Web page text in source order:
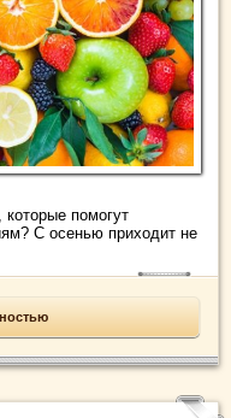
помогут
С осенью приходит не